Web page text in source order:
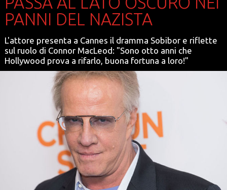
PANNI DEL NAZISTA
L'attore presenta a Cannes il dramma Sobibor e riflette
sul ruolo di Connor MacLeod: "Sono otto anni che
Hollywood prova a rifarlo, buona fortuna a loro!"